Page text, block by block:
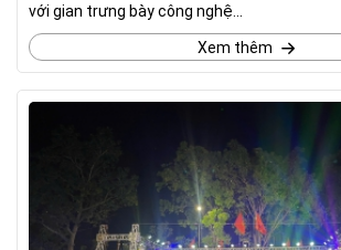
với gian trưng bày công nghệ...
Xem thêm